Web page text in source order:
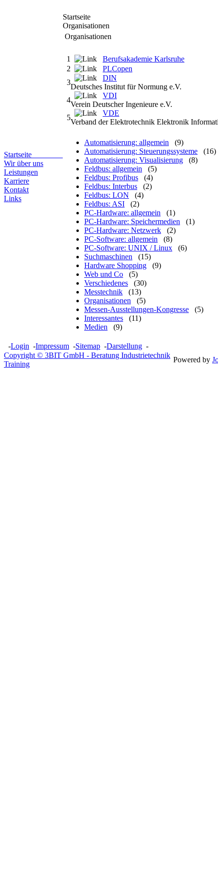
Startseite
Wir über uns
Leistungen
Karriere
Kontakt
Links
Startseite
Organisationen
Organisationen
1
Berufsakademie Karlsruhe
2
PLCopen
3
DIN
Deutsches Institut für Normung e.V.
4
VDI
Verein Deutscher Ingenieure e.V.
5
VDE
Verband der Elektrotechnik Elektronik
Automatisierung: allgemein
(9)
Automatisierung: Steuerungssysteme
(16)
Automatisierung: Visualisierung
(8)
Feldbus: allgemein
(5)
Feldbus: Profibus
(4)
Feldbus: Interbus
(2)
Feldbus: LON
(4)
Feldbus: ASI
(2)
PC-Hardware: allgemein
(1)
PC-Hardware: Speichermedien
(1)
PC-Hardware: Netzwerk
(2)
PC-Software: allgemein
(8)
PC-Software: UNIX / Linux
(6)
Suchmaschinen
(15)
Hardware Shopping
(9)
Web und Co
(5)
Verschiedenes
(30)
Messtechnik
(13)
Organisationen
(5)
Messen-Ausstellungen-Kongresse
(5)
Interessantes
(11)
Medien
(9)
-Login -Impressum -Sitemap -Darstellung -
Copyright © 3BIT GmbH - Beratung Industrietechnik
Training
Powered by